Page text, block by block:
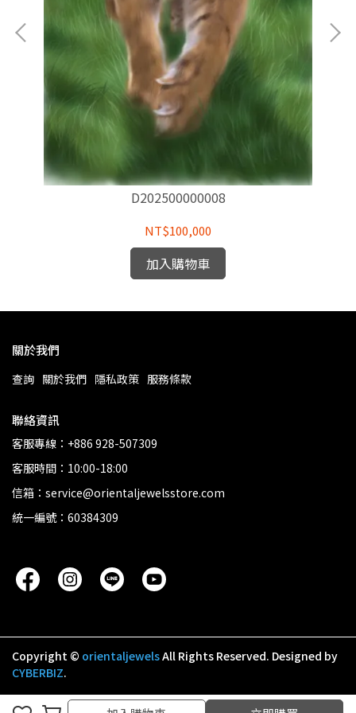
加入購物車
D202500000008
NT$100,000
加入購物車
關於我們
查詢 關於我們 隱私政策 服務條款
聯絡資訊
客服專線：+886 928-507309
客服時間：10:00-18:00
信箱：service@orientaljewelsstore.com
統一編號：60384309
Copyright © orientaljewelsAll Rights Reserved. Designed by
CYBERBIZ.